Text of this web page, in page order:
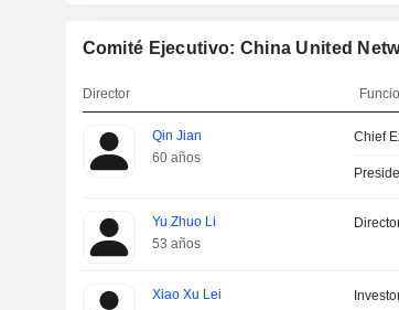
Comité Ejecutivo: China United
Director
Qin Jian
60 años
Chief
Yu Zhuo Li
53 años
Xiao Xu Lei